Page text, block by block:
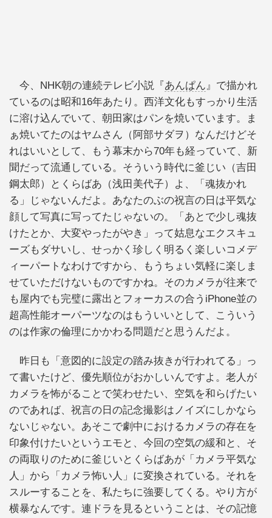
今、NHK朝の連続テレビ小説『 あんぱん』で描かれ
ているのは昭和16年あたり。西洋文化もすっかり生活
に溶け込んでいて、朝田家はパンを焼いています。ま
ぁ焼いてたのはヤムさん（阿部サダヲ）なんだけどそ
れはいいとして、もう幕末から70年も経っていて、新
聞だって流通している。そういう時代に釜じい（吉田
鋼太郎）とくらばあ（浅田美代子）よ、「魂抜かれ
る」じゃないんだよ。あなたのぶの祝言の日は平気な
顔して写真に写ってたじゃないの。「あとで少し魂抜
けたとか、大変やったがやき」って姑息なエクスキュ
ーズもダサいし、せっかく珍しく明るく楽しいコメデ
ィーパートなわけですから、もうちょい気軽に楽しま
せていただけないものですかね。そのカメラが往来で
も屋内でも完璧に露出とフォーカスの合うiPhone並の
超高性能オーパーツなのはもういいとして、こういう
のは作家の倫理にかかわる問題だと思うんだよ。
昨日も「意図的に設定の踏み抜きが行われてる」っ
て書いたけど、優先順位がおかしいんですよ。老人が
カメラを怖がることで笑わせたい、空気を和らげたい
のであれば、祝言の日の記念撮影はノイズにしかなら
ないじゃない。あそこで劇中におけるカメラの存在を
印象付けたいというエモと、今回の空気の緩和と、そ
の両取りのために釜じいとくらばあが「カメラ平気な
人」から「カメラ怖い人」に変換されている。それを
スルーすることを、私たちに強要してくる。やり方が
横暴なんです。連ドラを見るということは、その記憶